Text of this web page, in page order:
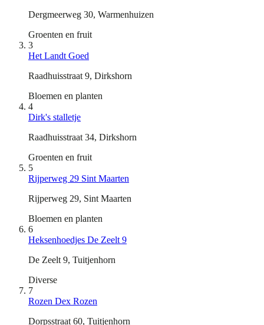
Dergmeerweg 30, Warmenhuizen
Groenten en fruit
3
Het Landt Goed
Raadhuisstraat 9, Dirkshorn
Bloemen en planten
4
Dirk's stalletje
Raadhuisstraat 34, Dirkshorn
Groenten en fruit
5
Rijperweg 29 Sint Maarten
Rijperweg 29, Sint Maarten
Bloemen en planten
6
Heksenhoedjes De Zeelt 9
De Zeelt 9, Tuitjenhorn
Diverse
7
Rozen Dex Rozen
Dorpsstraat 60, Tuitjenhorn